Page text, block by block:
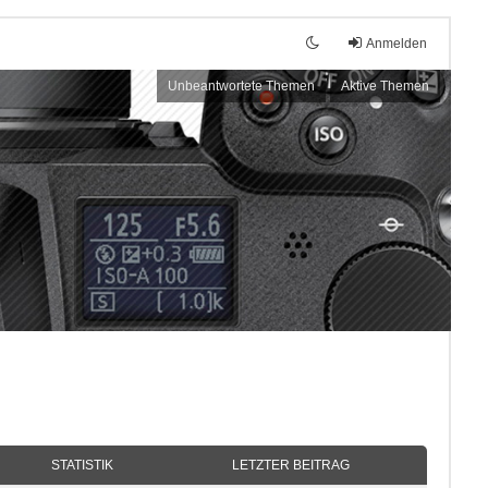
Anmelden
Unbeantwortete Themen Aktive Themen
STATISTIK LETZTER BEITRAG